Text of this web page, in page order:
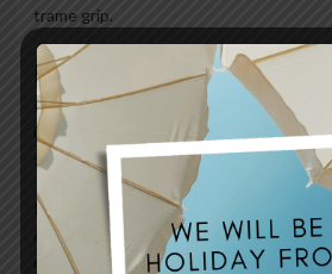
trame grip.
FAQ
Il prodotto include la sella completa?
il solo rivestimento (Seat Cover). La
sono incluse.
Posso personalizzare il design?
consulenza dedicata per modificare
cuciture o aggiungere loghi, etc.